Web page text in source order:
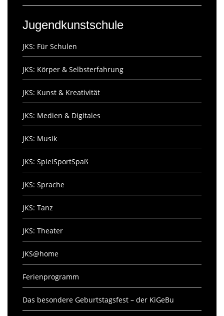
Jugendkunstschule
JKS: Für Schulen
JKS: Körper & Selbsterfahrung
JKS: Kunst & Kreativität
JKS: Medien & Digitales
JKS: Musik
JKS: SpielSportSpaß
JKS: Sprache
JKS: Tanz
JKS: Theater
JKS@home
Ferienprogramm
Das besondere Geburtstagsfest – der KiGeBu